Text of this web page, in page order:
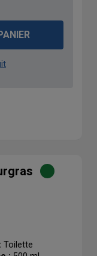
Toilette